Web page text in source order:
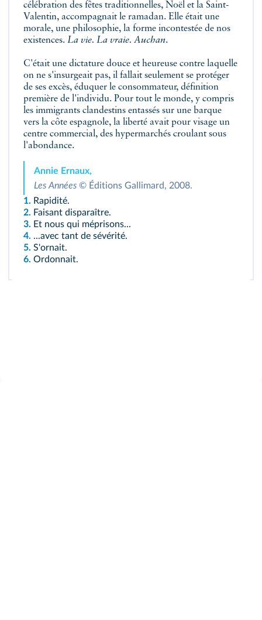
célébration des fêtes traditionnelles, Noël et la Saint-
Valentin, accompagnait le ramadan. Elle était une
morale, une philosophie, la forme incontestée de nos
existences. La vie. La vraie. Auchan.
C'était une dictature douce et heureuse contre laquelle
on ne s'insurgeait pas, il fallait seulement se protéger
de ses excès, éduquer le consommateur, définition
première de l'individu. Pour tout le monde, y compris
les immigrants clandestins entassés sur une barque
vers la côte espagnole, la liberté avait pour visage un
centre commercial, des hypermarchés croulant sous
l'abondance.
Annie Ernaux,
Les Années © Éditions Gallimard, 2008.
1. Rapidité.
2. Faisant disparaître.
3. Et nous qui méprisons...
4. ...avec tant de sévérité.
5. S'ornait.
6. Ordonnait.